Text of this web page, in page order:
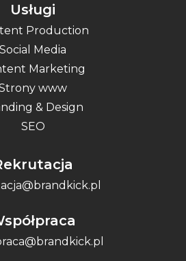
Usługi
Production
Social Media
Marketing
www
& Design
SEO